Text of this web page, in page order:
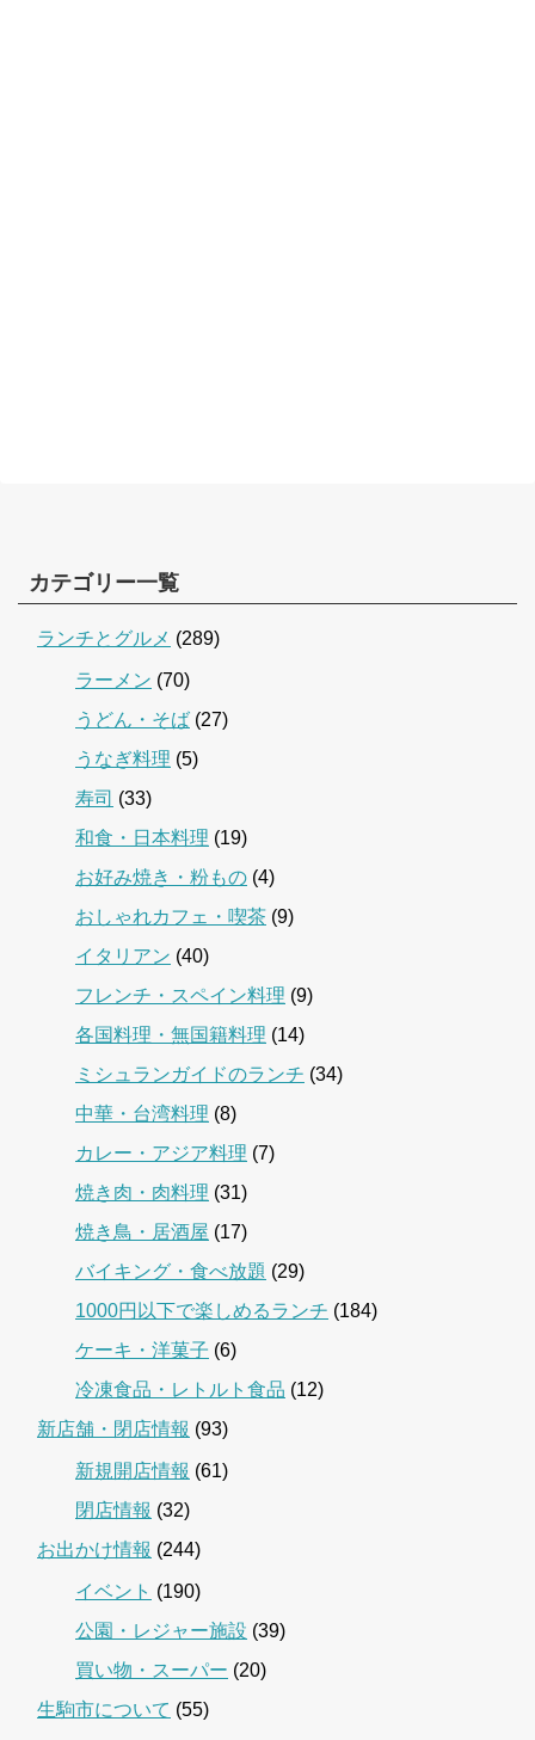
カテゴリー一覧
ランチとグルメ (289)
ラーメン (70)
うどん・そば (27)
うなぎ料理 (5)
寿司 (33)
和食・日本料理 (19)
お好み焼き・粉もの (4)
おしゃれカフェ・喫茶 (9)
イタリアン (40)
フレンチ・スペイン料理 (9)
各国料理・無国籍料理 (14)
ミシュランガイドのランチ (34)
中華・台湾料理 (8)
カレー・アジア料理 (7)
焼き肉・肉料理 (31)
焼き鳥・居酒屋 (17)
バイキング・食べ放題 (29)
1000円以下で楽しめるランチ (184)
ケーキ・洋菓子 (6)
冷凍食品・レトルト食品 (12)
新店舗・閉店情報 (93)
新規開店情報 (61)
閉店情報 (32)
お出かけ情報 (244)
イベント (190)
公園・レジャー施設 (39)
買い物・スーパー (20)
生駒市について (55)